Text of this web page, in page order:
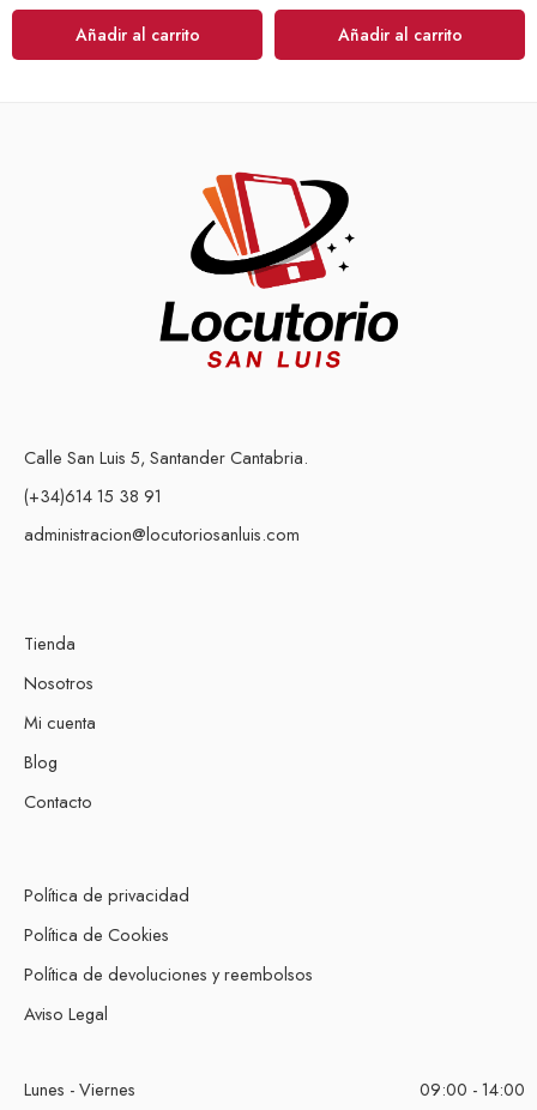
Añadir al carrito Añadir al carrito
Calle San Luis 5, Santander Cantabria.
(+34)614 15 38 91
administracion@locutoriosanluis.com
Tienda
Nosotros
Mi cuenta
Blog
Contacto
Política de privacidad
Política de Cookies
Política de devoluciones y reembolsos
Aviso Legal
Lunes - Viernes
09:00 - 14:00